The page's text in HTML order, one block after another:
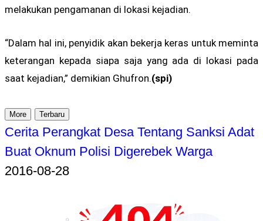
melakukan pengamanan di lokasi kejadian.
“Dalam hal ini, penyidik akan bekerja keras untuk meminta
keterangan kepada siapa saja yang ada di lokasi pada
saat kejadian,” demikian Ghufron.(spi)
More Terbaru
Cerita Perangkat Desa Tentang Sanksi Adat
Buat Oknum Polisi Digerebek Warga
2016-08-28